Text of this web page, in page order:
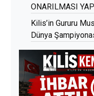
ONARILMASI
Kilis’in Gururu
Dünya